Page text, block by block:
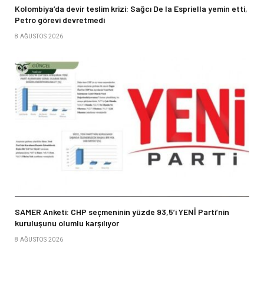
Kolombiya’da devir teslim krizi: Sağcı De la Espriella yemin etti,
Petro görevi devretmedi
8 AĞUSTOS 2026
SAMER Anketi: CHP seçmeninin yüzde 93,5’i YENİ Parti’nin
kuruluşunu olumlu karşılıyor
8 AĞUSTOS 2026